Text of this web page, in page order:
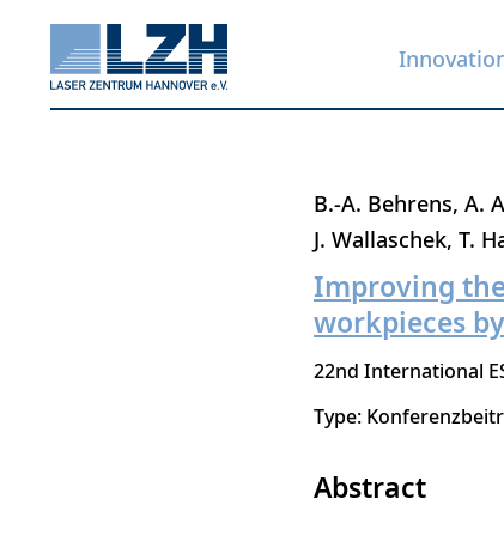
B.-A. Behrens A.
J. Wallaschek T.
Improving
workpieces
22nd International
Type:
Abstract